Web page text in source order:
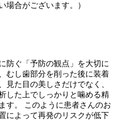
場合がございます。）
防ぐ「予防の観点」を大切に
むし歯部分を削った後に装着
見た目の美しさだけでなく、
した上でしっかりと噛める精
す。 このように患者さんのお
によって再発のリスクが低下